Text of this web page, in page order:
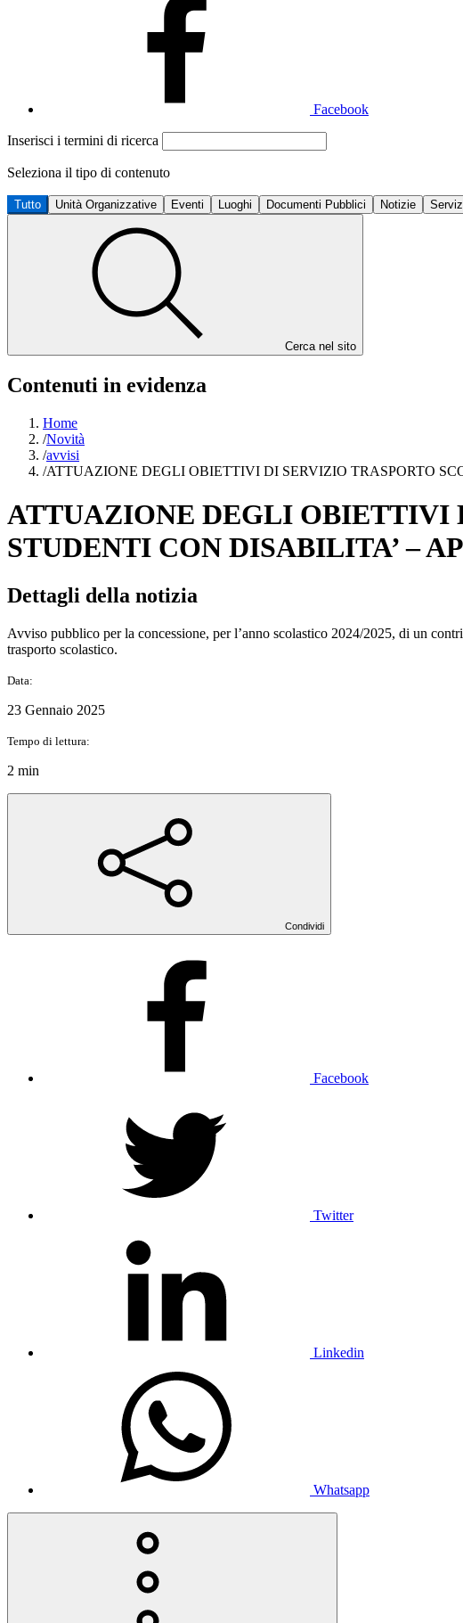
Facebook
Inserisci i termini di ricerca
Seleziona il tipo di contenuto
Tutto Unità Organizzative Eventi Luoghi Documenti Pubblici Notizie
Cerca nel sito
Contenuti in evidenza
Home
/Novità
/avvisi
/ATTUAZIONE DEGLI OBIETTIVI DI SERVIZIO TRASPORTO
ATTUAZIONE DEGLI OBIETTIVI
STUDENTI CON DISABILITA’ –
Dettagli della notizia
Avviso pubblico per la concessione, per l’anno scolastico 2024/2025, di un
trasporto scolastico.
Data:
23 Gennaio 2025
Tempo di lettura:
2 min
Condividi
Facebook
Twitter
Linkedin
Whatsapp